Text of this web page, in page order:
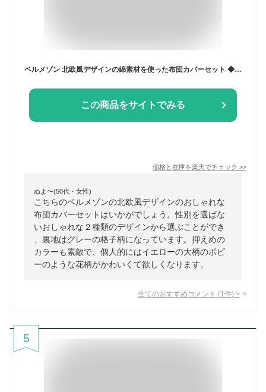
ベルメゾン 北欧風デザインの綿素材を使った布団カバーセット ◆ 洋式ダブル ◆ ◇ ファブリック 寝具 カバーリング カバー 掛けふとんカバー 布団カバー 掛け布団カバー かけ布団カバー ふとんカバー かけふとんカバー 新生活 ◇[shingu]
この商品をサイトでみる
価格と在庫を楽天でチェック >>
ぬよ〜(50代・女性)
こちらのベルメゾンの北欧風デザインのおしゃれな
布団カバーセットはいかがでしょう。性別を選ばな
いおしゃれな２種類のデザインから選ぶことができ
、裏地はグレーの格子柄になっています。抑えめの
カラーも素敵で、個人的にはイエローの大柄のポピ
ーのような花柄がかわいくて欲しくなります。
全てのおすすめコメント (1 件) >
5